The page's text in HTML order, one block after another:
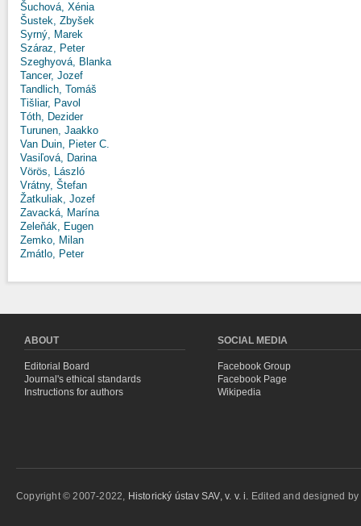
Šuchová, Xénia
Šustek, Zbyšek
Syrný, Marek
Száraz, Peter
Szeghyová, Blanka
Tancer, Jozef
Tandlich, Tomáš
Tišliar, Pavol
Tóth, Dezider
Turunen, Jaakko
Van Duin, Pieter C.
Vasiľová, Darina
Vörös, László
Vrátny, Štefan
Žatkuliak, Jozef
Zavacká, Marína
Zeleňák, Eugen
Zemko, Milan
Zmátlo, Peter
ABOUT
Editorial Board
Journal's ethical standards
Instructions for authors
SOCIAL MEDIA
Facebook Group
Facebook Page
Wikipedia
Copyright © 2007-2022, Historický ústav SAV, v. v. i. Edited and designed by